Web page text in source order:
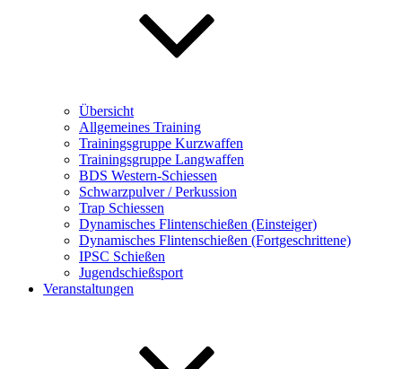
Übersicht
Allgemeines Training
Trainingsgruppe Kurzwaffen
Trainingsgruppe Langwaffen
BDS Western-Schiessen
Schwarzpulver / Perkussion
Trap Schiessen
Dynamisches Flintenschießen (Einsteiger)
Dynamisches Flintenschießen (Fortgeschrittene)
IPSC Schießen
Jugendschießsport
Veranstaltungen